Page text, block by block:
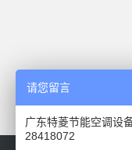
请您留言
广东特菱节能空调设
28418072